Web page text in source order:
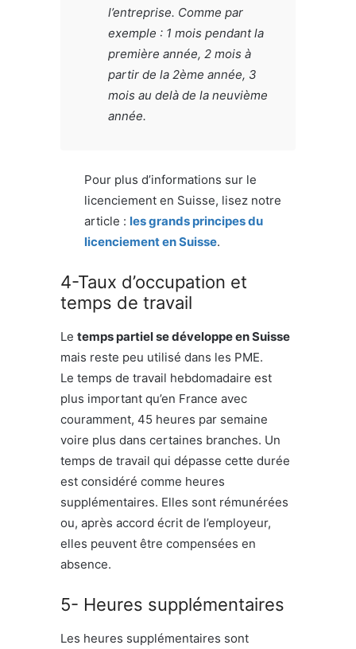
l’entreprise. Comme par
exemple : 1 mois pendant la
première année, 2 mois à
partir de la 2ème année, 3
mois au delà de la neuvième
année.
Pour plus d’informations sur le
licenciement en Suisse, lisez notre
article : les grands principes du
licenciement en Suisse.
4-Taux d’occupation et
temps de travail
Le temps partiel se développe en Suisse
mais reste peu utilisé dans les PME.
Le temps de travail hebdomadaire est
plus important qu’en France avec
couramment, 45 heures par semaine
voire plus dans certaines branches. Un
temps de travail qui dépasse cette durée
est considéré comme heures
supplémentaires. Elles sont rémunérées
ou, après accord écrit de l’employeur,
elles peuvent être compensées en
absence.
5- Heures supplémentaires
Les heures supplémentaires sont